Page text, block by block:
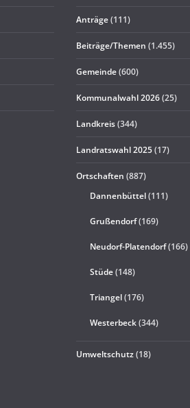
Anträge(111)
Beiträge/Themen (1.455)
Gemeinde(600)
Kommunalwahl 2026(25)
Landkreis(344)
Landratswahl 2025(17)
Ortschaften (887)
Dannenbüttel(111)
Grußendorf(169)
Neudorf-Platendorf(166)
Stüde(148)
Triangel(176)
Westerbeck(344)
Umweltschutz(18)